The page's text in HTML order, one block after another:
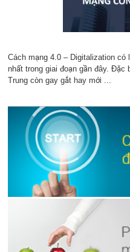
Cách mạng 4.0 – Digitalization
nhất trong giai đoạn gần đây.
Trung còn gay gắt hay mới ...